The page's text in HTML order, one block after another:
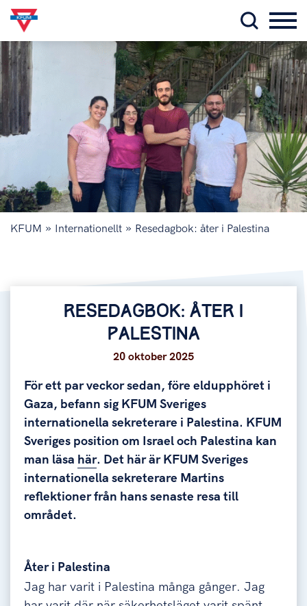
KFUM » Internationellt » Resedagbok: åter i Palestina
RESEDAGBOK: ÅTER I
PALESTINA
20 oktober 2025
För ett par veckor sedan, före eldupphöret i
Gaza, befann sig KFUM Sveriges
internationella sekreterare i Palestina. KFUM
Sveriges position om Israel och Palestina kan
man läsa här. Det här är KFUM Sveriges
internationella sekreterare Martins
reflektioner från hans senaste resa till
området.
Åter i Palestina
Jag har varit i Palestina många gånger. Jag